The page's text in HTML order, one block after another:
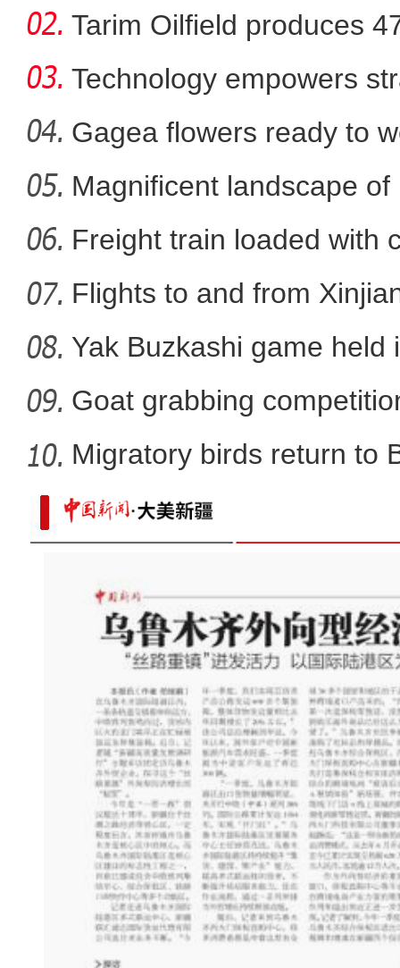
新疆和田：千人粽子
乌鲁木齐戏曲艺术节“亮相
Tarim Oilfield produces
Technology empowers
Xi
Gagea flowers ready to
Nal
Magnificent landscape
La
Freight train loaded with
Flights to and from
Yak Buzkashi game held
Goat grabbing
Migratory birds return to